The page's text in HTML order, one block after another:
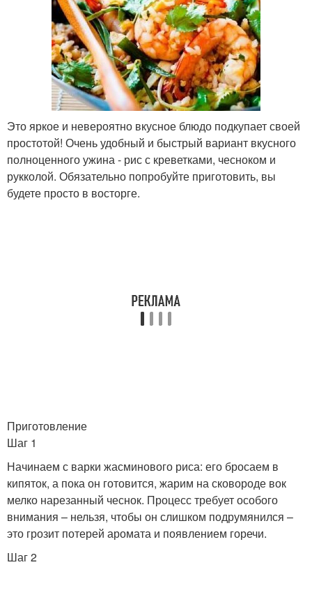
Это яркое и невероятно вкусное блюдо подкупает своей
простотой! Очень удобный и быстрый вариант вкусного
полноценного ужина - рис с креветками, чесноком и
рукколой. Обязательно попробуйте приготовить, вы
будете просто в восторге.
Приготовление
Шаг 1
Начинаем с варки жасминового риса: его бросаем в
кипяток, а пока он готовится, жарим на сковороде вок
мелко нарезанный чеснок. Процесс требует особого
внимания – нельзя, чтобы он слишком подрумянился –
это грозит потерей аромата и появлением горечи.
Шаг 2